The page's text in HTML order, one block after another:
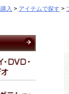
入 アイテムで探す